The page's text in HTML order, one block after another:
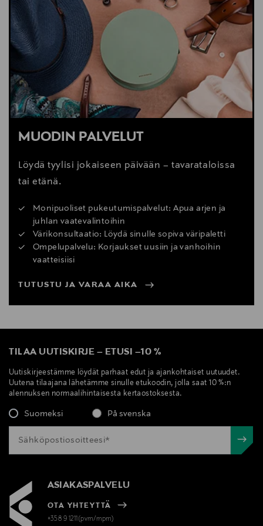
MUODIN PALVELUT
Löydä tyylisi jokaiseen päivään – tavarataloissa
tai etänä.
Monipuoliset pukeutumispalvelut: Apua arjen ja
juhlan vaatevalintoihin
Värikonsultaatio: Löydä sinulle sopiva väripaletti
Ompelupalvelu: Korjaukset uusiin ja vanhoihin
vaatteisiisi
TUTUSTU JA VARAA AIKA
TILAA UUTISKIRJE – ETUSI –10 %
Uutiskirjeestämme löydät parhaat edut ja ajankohtaiset uutuudet.
Uutena tilaajana lähetämme sinulle etukoodin, jolla saat 10 %:n
alennuksen normaalihintaisesta kertaostoksesta.
Suomeksi På svenska
ASIAKASPALVELU
OTA YHTEYTTÄ
+358 9 1211(pvm/mpm)